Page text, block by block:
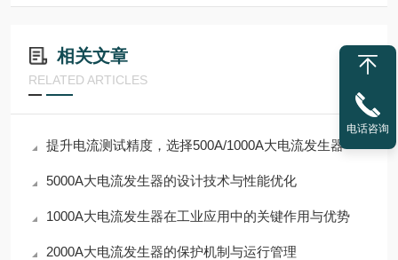
相关文章
RELATED ARTICLES
提升电流测试精度，选择500A/1000A大电流发生器
5000A大电流发生器的设计技术与性能优化
1000A大电流发生器在工业应用中的关键作用与优势
2000A大电流发生器的保护机制与运行管理
电话咨询